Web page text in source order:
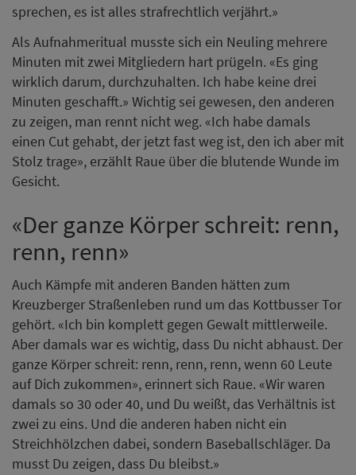
sprechen, es ist alles strafrechtlich verjährt.»
Als Aufnahmeritual musste sich ein Neuling mehrere
Minuten mit zwei Mitgliedern hart prügeln. «Es ging
wirklich darum, durchzuhalten. Ich habe keine drei
Minuten geschafft.» Wichtig sei gewesen, den anderen
zu zeigen, man rennt nicht weg. «Ich habe damals
einen Cut gehabt, der jetzt fast weg ist, den ich aber mit
Stolz trage», erzählt Raue über die blutende Wunde im
Gesicht.
«Der ganze Körper schreit: renn,
renn, renn»
Auch Kämpfe mit anderen Banden hätten zum
Kreuzberger Straßenleben rund um das Kottbusser Tor
gehört. «Ich bin komplett gegen Gewalt mittlerweile.
Aber damals war es wichtig, dass Du nicht abhaust. Der
ganze Körper schreit: renn, renn, renn, wenn 60 Leute
auf Dich zukommen», erinnert sich Raue. «Wir waren
damals so 30 oder 40, und Du weißt, das Verhältnis ist
zwei zu eins. Und die anderen haben nicht ein
Streichhölzchen dabei, sondern Baseballschläger. Da
musst Du zeigen, dass Du bleibst.»